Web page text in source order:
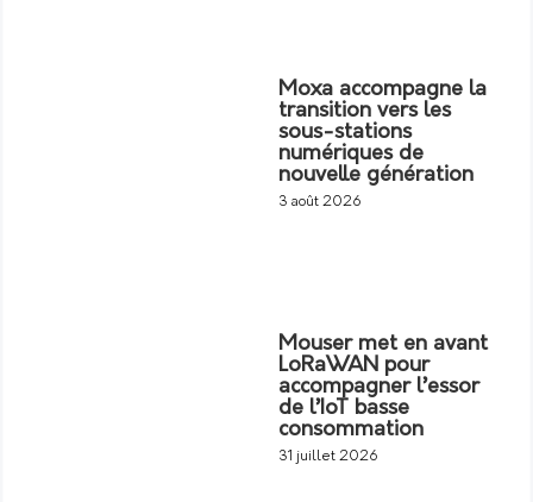
Moxa accompagne la
transition vers les
sous-stations
numériques de
nouvelle génération
3 août 2026
Mouser met en avant
LoRaWAN pour
accompagner l’essor
de l’IoT basse
consommation
31 juillet 2026